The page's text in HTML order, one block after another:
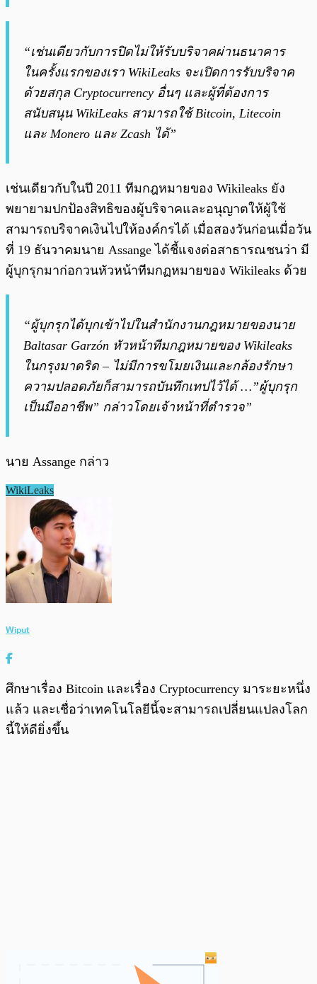
“เช่นเดียวกับการปิดไม่ให้รับบริจาคผ่านธนาคาร
ในครั้งแรกของเรา WikiLeaks จะเปิดการรับบริจาค
ด้วยสกุล Cryptocurrency อื่นๆ และผู้ที่ต้องการ
สนับสนุน WikiLeaks สามารถใช้ Bitcoin, Litecoin
และ Monero และ Zcash ได้”
เช่นเดียวกับในปี 2011 ทีมกฎหมายของ Wikileaks ยัง
พยายามปกป้องสิทธิของผู้บริจาคและอนุญาตให้ผู้ใช้
สามารถบริจาคเงินไปให้องค์กรได้ เมื่อสองวันก่อนเมื่อวัน
ที่ 19 ธันวาคมนาย Assange ได้ชี้แจงต่อสาธารณชนว่า มี
ผู้บุกรุกมาก่อกวนหัวหน้าทีมกฏหมายของ Wikileaks ด้วย
“ผู้บุกรุกได้บุกเข้าไปในสำนักงานกฎหมายของนาย
Baltasar Garzón หัวหน้าทีมกฎหมายของ Wikileaks
ในกรุงมาดริด – ไม่มีการขโมยเงินและกล้องรักษา
ความปลอดภัยก็สามารถบันทึกเทปไว้ได้ …”ผู้บุกรุก
เป็นมืออาชีพ” กล่าวโดยเจ้าหน้าที่ตำรวจ”
นาย Assange กล่าว
WikiLeaks
Wiput
ศึกษาเรื่อง Bitcoin และเรื่อง Cryptocurrency มาระยะหนึ่ง
แล้ว และเชื่อว่าเทคโนโลยีนี้จะสามารถเปลี่ยนแปลงโลก
นี้ให้ดียิ่งขึ้น